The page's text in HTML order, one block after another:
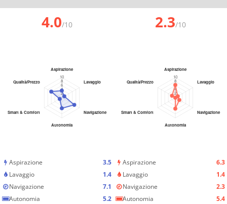
4.0/10 2.3/10
Aspirazione
3.5
Lavaggio
1.4
Navigazione
7.1
Autonomia
5.2
Aspirazione
6.3
Lavaggio
1.4
Navigazione
2.3
Autonomia
5.4